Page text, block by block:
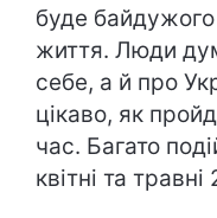
буде байдужого
життя. Люди
себе, а й про
цікаво, як
час. Багато
квітні та